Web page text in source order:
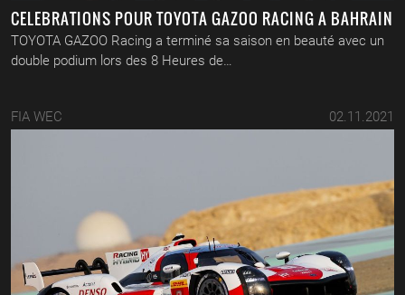
CELEBRATIONS POUR TOYOTA GAZOO RACING A BAHRAIN
TOYOTA GAZOO Racing a terminé sa saison en beauté avec un
double podium lors des 8 Heures de…
FIA WEC 02.11.2021